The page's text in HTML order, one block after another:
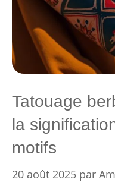
Tatouage
la
motifs
20 août 2025 par